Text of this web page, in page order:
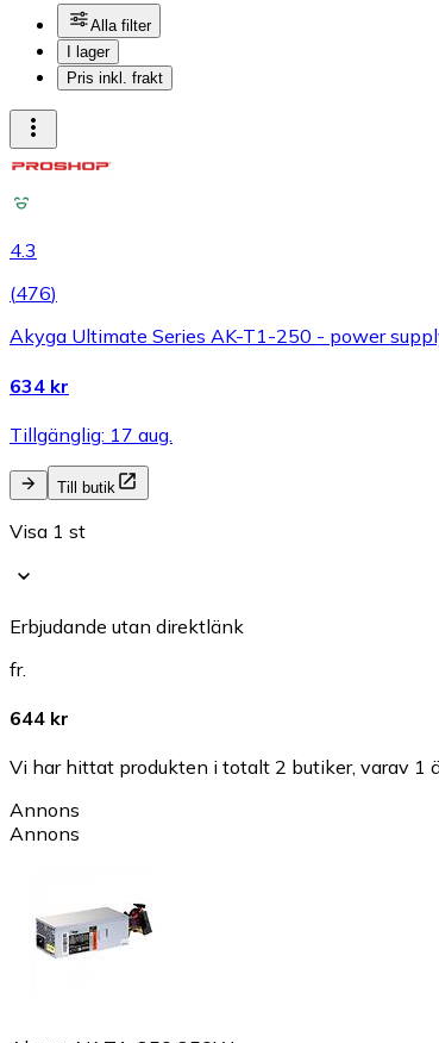
Alla filter
I lager
Pris inkl. frakt
4.3
(476)
Akyga Ultimate Series AK-T1-250 - power
634 kr
Tillgänglig: 17 aug.
Till butik
Visa 1 st
Erbjudande utan direktlänk
fr.
644 kr
Vi har hittat produkten i totalt 2 butiker, varav 1
Annons
Annons